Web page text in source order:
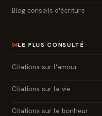
Blog conseils d'écriture
04LE PLUS CONSULTÉ
Citations sur l'amour
Citations sur la vie
Citations sur le bonheur